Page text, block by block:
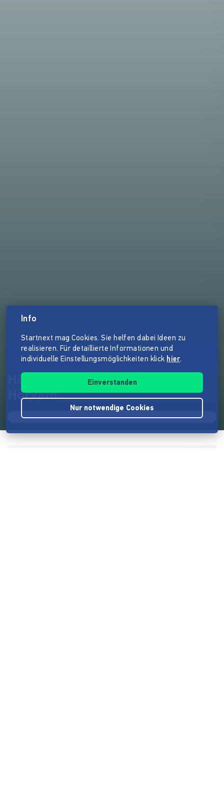
Hörbuchproduktion: Ödön von
Horváth
Info
Startnext mag Cookies. Sie helfen dabei Ideen zu
realisieren. Für detaillierte Informationen und
individuelle Einstellungsmöglichkeiten klick hier.
Einverstanden
Nur notwendige Cookies